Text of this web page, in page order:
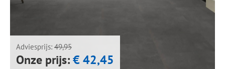
Adviesprijs: 49,95
Onze prijs:€ 42,45